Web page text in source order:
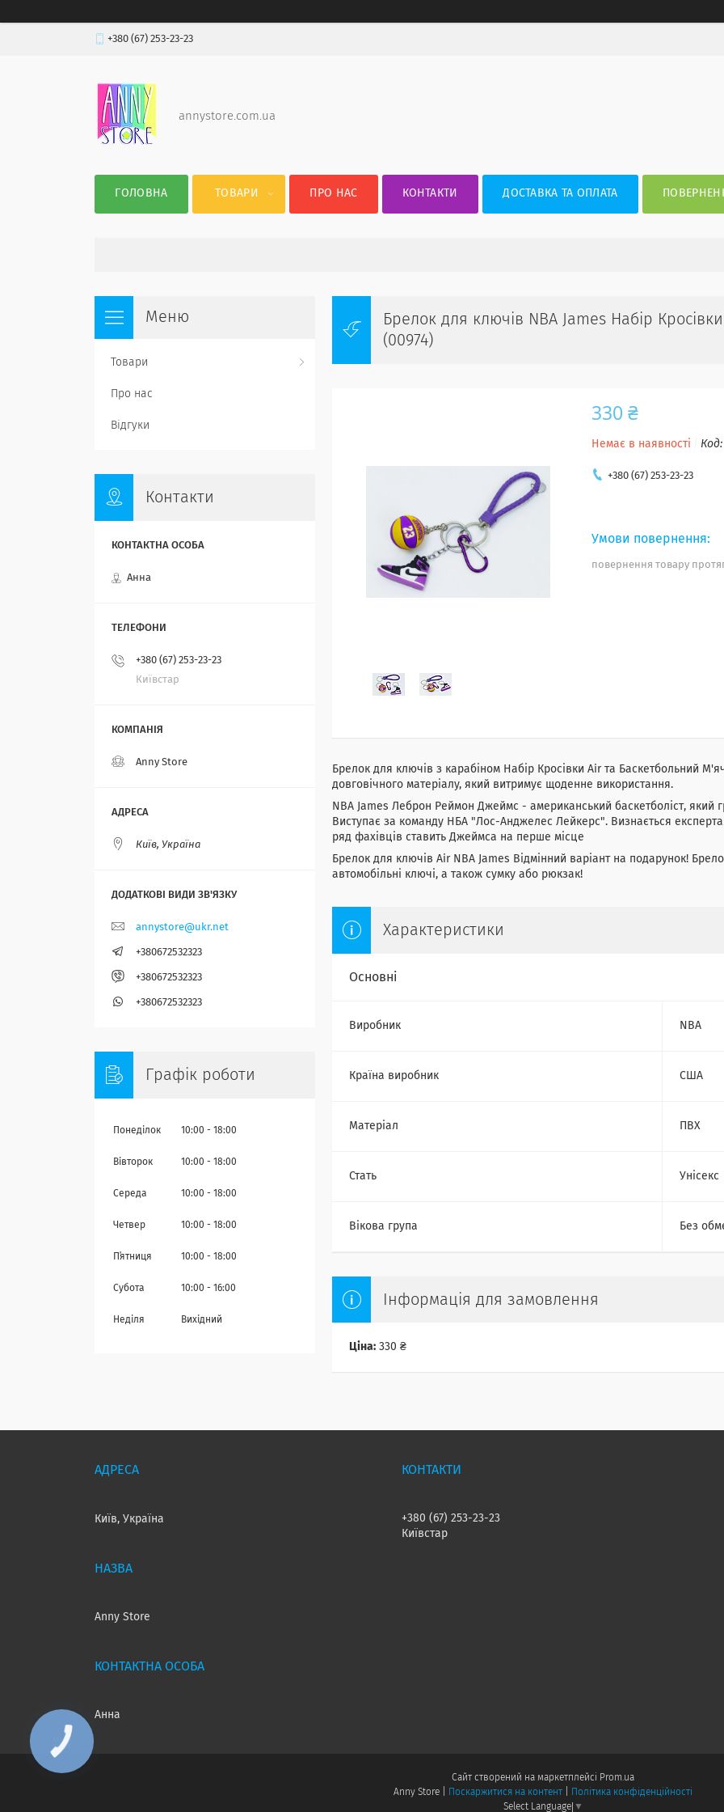
+380 (67) 253-23-23
annystore.com.ua
ГОЛОВНА ТОВАРИ ПРО НАС КОНТАКТИ ДОСТАВКА ТА ОПЛАТА
Брелок для ключів NBA James Набір
(00974)
330 ₴
Немає в наявності Код:
+380 (67) 253-23-23
повернення товару
Брелок для ключів з карабіном Набір Кросівки Air та Баскетбольний
довговічного матеріалу, який витримує щоденне використання.
NBA James Леброн Реймон Джеймс - американський баскетболіст, який
Виступає за команду НБА "Лос-Анджелес Лейкерс". Визнається
ряд фахівців ставить Джеймса на перше місце
Брелок для ключів Air NBA James Відмінний варіант на подарунок!
автомобільні ключі, а також сумку або рюкзак!
Характеристики
Основні
Виробник NBA
Країна виробник США
Матеріал ПВХ
Стать Унісекс
Вікова група Без
Інформація для замовлення
Ціна: 330 ₴
Товари
Про нас
Відгуки
Контакти
Анна
+380 (67) 253-23-23
Київстар
Anny Store
Київ, Україна
annystore@ukr.net
+380672532323
+380672532323
+380672532323
Графік роботи
Понеділок 10:00 18:00
Вівторок 10:00 18:00
Середа 10:00 18:00
Четвер 10:00 18:00
Пʼятниця 10:00 18:00
Субота 10:00 16:00
Неділя Вихідний
Київ, Україна
Anny Store
Анна
+380 (67) 253-23-23
Київстар
Сайт створений на маркетплейсі Prom.ua
Поскаржитися на контент
Політика конфіденційності
Select Language ▼
КНОПКА
ЗВ'ЯЗКУ